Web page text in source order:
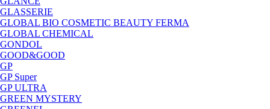
GLASSERIE
GLOBAL BIO COSMETIC BEAUTY FERMA
GLOBAL CHEMICAL
GONDOL
GOOD&GOOD
GP
GP Super
GP ULTRA
GREEN MYSTERY